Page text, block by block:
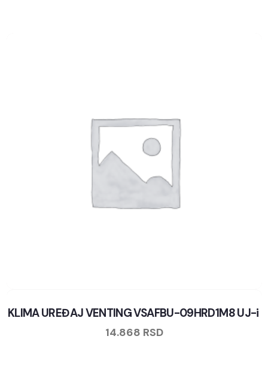
KLIMA UREĐAJ VENTING VSAFBU-09HRD1M8 UJ-i
14.868 RSD